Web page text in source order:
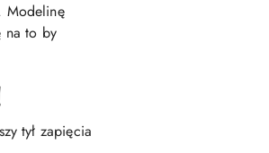
Modelinę
na to by
tył zapięcia